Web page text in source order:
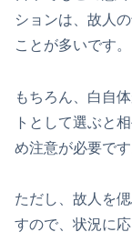
ションは、故人
ことが多いです。
もちろん、白自
トとして選ぶと
め注意が必要です
ただし、故人を
すので、状況に